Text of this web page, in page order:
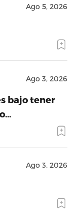
Ago 5, 2026
Ago 3, 2026
bajo tener
Ago 3, 2026